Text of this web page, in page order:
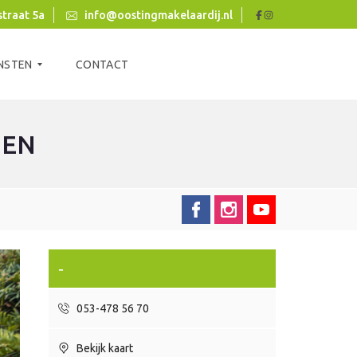
5a info@oostingmakelaardij.nl
CONTACT
-
053-478 56 70
Bekijk kaart